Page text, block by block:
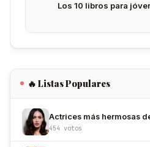
Los 10 libros para
🔥 Listas Populares
Actrices más hermosas
454 votos